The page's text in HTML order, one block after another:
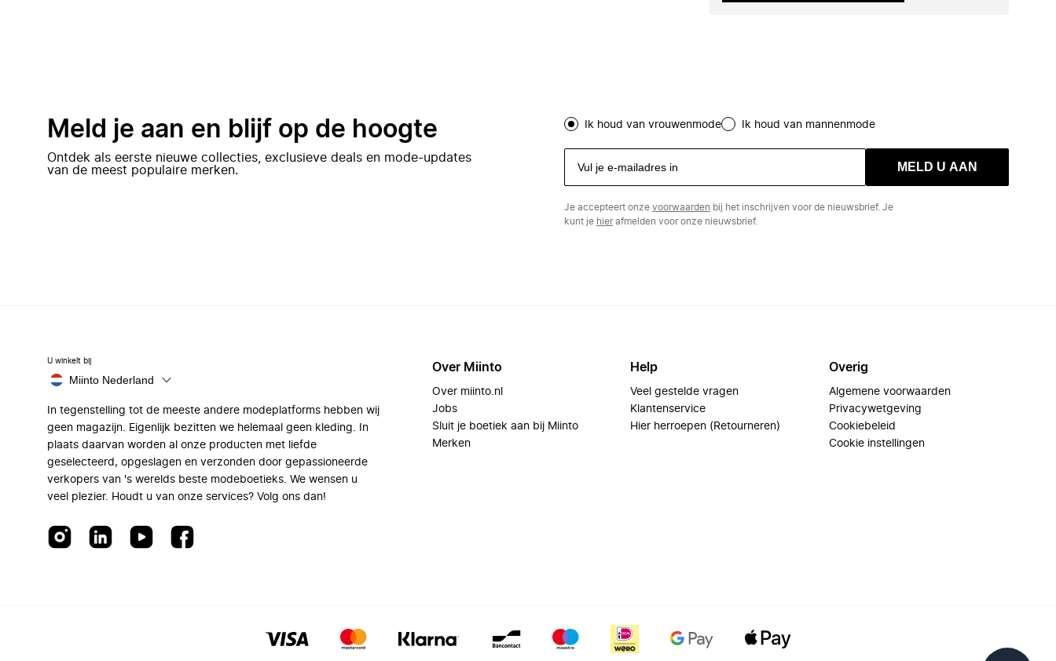
Meld je aan en blijf op de hoogte
Ontdek als eerste nieuwe collecties, exclusieve deals en mode-updates
van de meest populaire merken.
Ik houd van vrouwenmode Ik houd van mannenmode
MELD U AAN
Je accepteert onze voorwaarden bij het inschrijven voor de nieuwsbrief. Je
kunt je hierafmelden voor onze nieuwsbrief.
U winkelt bij
Miinto Nederland
In tegenstelling tot de meeste andere modeplatforms hebben wij
geen magazijn. Eigenlijk bezitten we helemaal geen kleding. In
plaats daarvan worden al onze producten met liefde
geselecteerd, opgeslagen en verzonden door gepassioneerde
verkopers van 's werelds beste modeboetieks. We wensen u
veel plezier. Houdt u van onze services? Volg ons dan!
Over Miinto
Over miinto.nl
Jobs
Sluit je boetiek aan bij Miinto
Merken
Help
Veel gestelde vragen
Klantenservice
Hier herroepen (Retourneren)
Overig
Algemene voorwaarden
Privacywetgeving
Cookiebeleid
Cookie instellingen